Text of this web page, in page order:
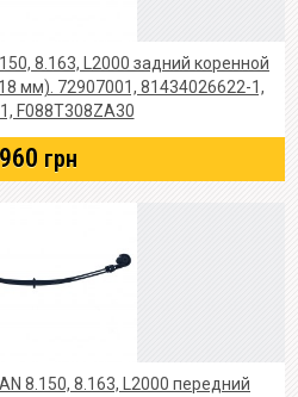
8.163, L2000 задний коренной
мм). 72907001, 81434026622-1,
F088T308ZA30
грн
8.150, 8.163, L2000 передний